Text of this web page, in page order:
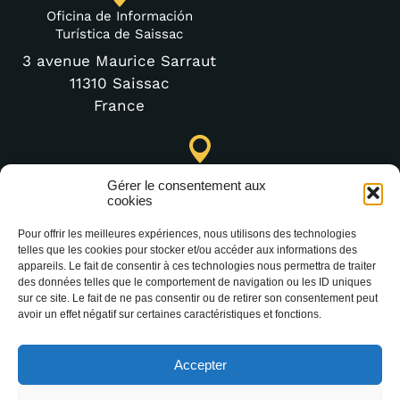
Gérer le consentement aux
cookies
Pour offrir les meilleures expériences, nous utilisons des technologies
telles que les cookies pour stocker et/ou accéder aux informations des
appareils. Le fait de consentir à ces technologies nous permettra de traiter
des données telles que le comportement de navigation ou les ID uniques
sur ce site. Le fait de ne pas consentir ou de retirer son consentement peut
avoir un effet négatif sur certaines caractéristiques et fonctions.
Accepter
Oficina de Información
Turística de Saissac
3 avenue Maurice Sarraut
11310 Saissac
France
4 moulin bas,
(+33) 4 68 76 64 90